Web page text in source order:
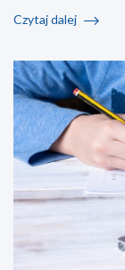
Czytaj dalej